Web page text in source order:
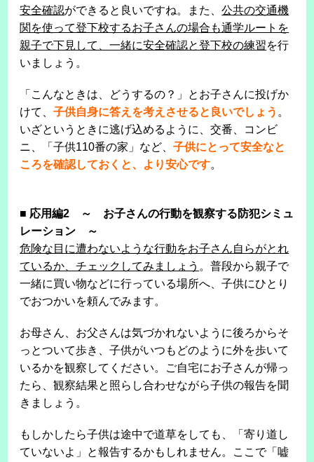
安全確認ができると良いですね。また、公共の交通機
関を使って登下校するお子さんの場合も通学ルートを
親子で下見して、一緒に安全確認と登下校の練習を行
いましょう。
「こんなときは、どうするの？」とお子さんに投げか
けて、子供自身に答えを考えさせると良いでしょう 。
いざというときに逃げ込めるように、交番、コンビ
ニ、「子供110番の家」など、子供にとって安全なと
ころを確認しておくと、より安心です。
■ 応用編2 ～ お子さんの行動を観察する防犯シミュ
レーション ～
危険な目に遭わないような行動をお子さん自らがとれ
ているか、チェックしてみましょう 。普段から親子で
一緒に買い物などに行っている場所へ、子供にひとり
でおつかいを頼んでみます。
お母さん、お父さんは気づかれないように後ろからそ
っとついて歩き、子供がいつもどのように外を歩いて
いるかを観察してください。ご自宅にお子さんが帰っ
たら、観察結果と照らし合わせながら子供の報告を聞
きましょう。
もしかしたら子供は途中で道草をしても、「寄り道し
ていないよ」と報告するかもしれません。ここで「嘘